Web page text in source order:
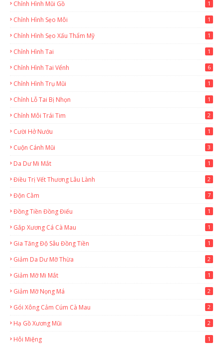
Chỉnh Hình Mũi Gồ 1
Chỉnh Hình Sẹo Môi 1
Chỉnh Hình Sẹo Xấu Thẩm Mỹ 1
Chỉnh Hình Tai 1
Chỉnh Hình Tai Vểnh 6
Chỉnh Hình Trụ Mũi 1
Chỉnh Lỗ Tai Bị Nhọn 1
Chỉnh Môi Trái Tim 2
Cười Hở Nướu 1
Cuộn Cánh Mũi 3
Da Dư Mi Mắt 1
Điều Trị Vết Thương Lâu Lành 2
Độn Cằm 7
Đồng Tiền Đồng Điếu 1
Gắp Xương Cá Cà Mau 1
Gia Tăng Độ Sâu Đồng Tiền 1
Giảm Da Dư Mỡ Thừa 2
Giảm Mỡ Mi Mắt 1
Giảm Mỡ Nọng Má 2
Gói Xông Cảm Cúm Cà Mau 2
Hạ Gồ Xương Mũi 2
Hôi Miệng 1